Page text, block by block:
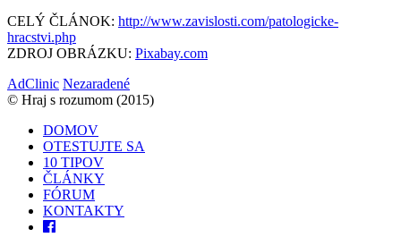
CELÝ ČLÁNOK: http://www.zavislosti.com/patologicke-
hracstvi.php
ZDROJ OBRÁZKU: Pixabay.com
AdClinic Nezaradené
© Hraj s rozumom (2015)
DOMOV
OTESTUJTE SA
10 TIPOV
ČLÁNKY
FÓRUM
KONTAKTY